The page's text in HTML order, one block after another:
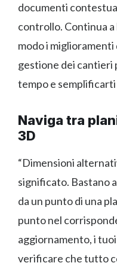
documenti
controllo. Continua
modo i
gestione dei cantieri
tempo e
Naviga tra
3D
“Dimensioni
significato. Bastano
da un punto di una
punto nel
aggiornamento, i
verificare che tutto